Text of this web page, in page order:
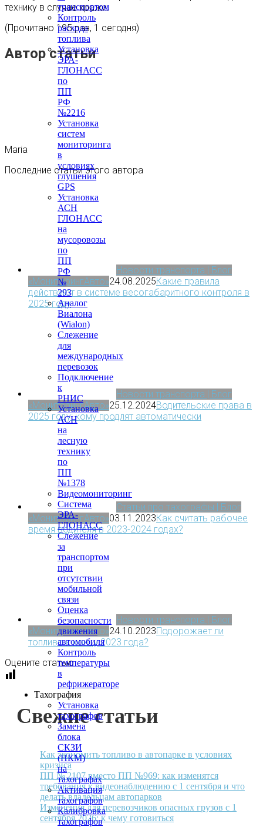
транспортом
Контроль
расхода
топлива
Установка
ЭРА-
ГЛОНАСС
по
ПП
РФ
№2216
Установка
систем
мониторинга
в
условиях
глушения
GPS
Установка
АСН
ГЛОНАСС
на
мусоровозы
по
ПП
РФ
№
293
Аналог
Виалона
(Wialon)
Слежение
для
международных
перевозок
Подключение
к
РНИС
Установка
АСН
на
лесную
технику
по
ПП
№1378
Видеомониторинг
Система
ЭРА-
ГЛОНАСС
Слежение
за
транспортом
при
отсутствии
мобильной
связи
Оценка
безопасности
движения
автомобиля
Контроль
температуры
в
рефрижераторе
Тахография
Установка
тахографов
Замена
блока
СКЗИ
(НКМ)
на
тахографах
Активация
тахографов
Калибровка
тахографов
технику в случае кражи.
(Прочитано 195 раз, 1 сегодня)
Автор статьи
Maria
Последние статьи этого автора
Новости транспорта | Блог
«МониторингАвто»24.08.2025Какие правила
действуют в системе весогабаритного контроля в
2025 году
Новости транспорта | Блог
«МониторингАвто»25.12.2024Водительские права в
2025 году: кому продлят автоматически
Статьи про тахографы | Блог
«МониторингАвто»03.11.2023Как считать рабочее
время водителя в 2023-2024 годах?
Новости транспорта | Блог
«МониторингАвто»24.10.2023Подорожает ли
топливо к концу 2023 года?
Оцените статью
Свежие статьи
Как экономить топливо в автопарке в условиях
кризиса
ПП № 2107 вместо ПП №969: как изменятся
требования к видеонаблюдению с 1 сентября и что
делать владельцам автопарков
Изменения для перевозчиков опасных грузов с 1
сентября 2026: к чему готовиться